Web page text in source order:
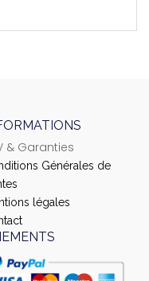
& Garanties
Générales de
légales